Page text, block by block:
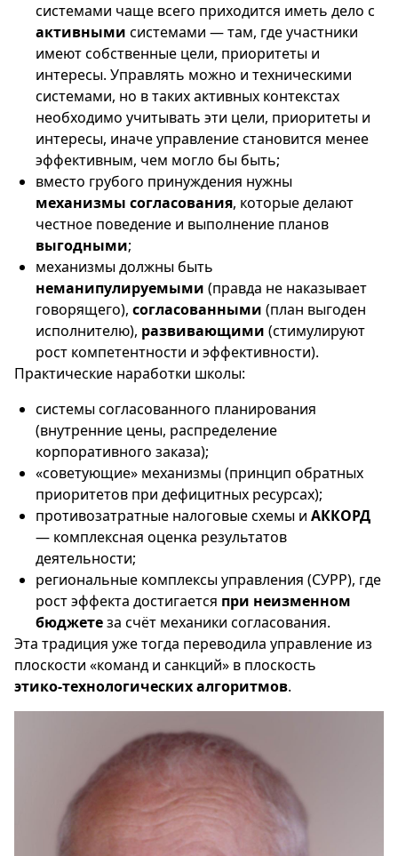
системами чаще всего приходится иметь дело с
активными системами — там, где участники
имеют собственные цели, приоритеты и
интересы. Управлять можно и техническими
системами, но в таких активных контекстах
необходимо учитывать эти цели, приоритеты и
интересы, иначе управление становится менее
эффективным, чем могло бы быть;
вместо грубого принуждения нужны
механизмы согласования, которые делают
честное поведение и выполнение планов
выгодными;
механизмы должны быть
неманипулируемыми (правда не наказывает
говорящего), согласованными (план выгоден
исполнителю), развивающими (стимулируют
рост компетентности и эффективности).
Практические наработки школы:
системы согласованного планирования
(внутренние цены, распределение
корпоративного заказа);
«советующие» механизмы (принцип обратных
приоритетов при дефицитных ресурсах);
противозатратные налоговые схемы и АККОРД
— комплексная оценка результатов
деятельности;
региональные комплексы управления (СУРР), где
рост эффекта достигается при неизменном
бюджетеза счёт механики согласования.
Эта традиция уже тогда переводила управление из
плоскости «команд и санкций» в плоскость
этико‑технологических алгоритмов.